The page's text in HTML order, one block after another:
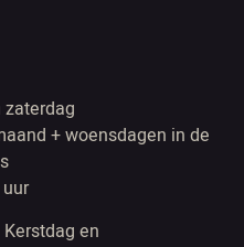
+ woensdagen in de
en